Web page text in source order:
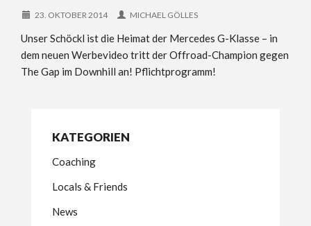
23. OKTOBER 2014 MICHAEL GÖLLES
Unser Schöckl ist die Heimat der Mercedes G-Klasse – in
dem neuen Werbevideo tritt der Offroad-Champion gegen
The Gap im Downhill an! Pflichtprogramm!
KATEGORIEN
Coaching
Locals & Friends
News